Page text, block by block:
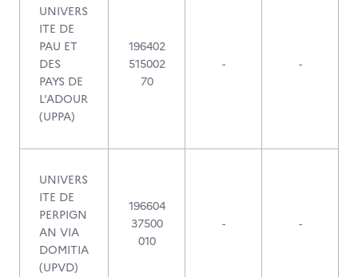
UNIVERS
ITE DE
PAU ET
DES
PAYS DE
L'ADOUR
(UPPA)
196402
515002
70
- -
UNIVERS
ITE DE
PERPIGN
AN VIA
DOMITIA
(UPVD)
196604
37500
010
- -